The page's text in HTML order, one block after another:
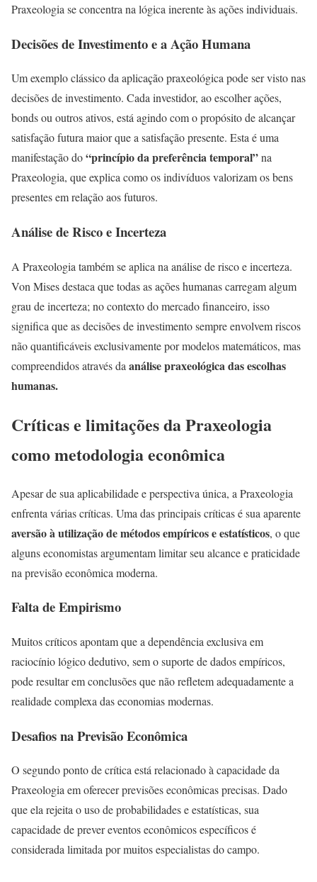
Praxeologia se concentra na lógica inerente às ações individuais.
Decisões de Investimento e a Ação Humana
Um exemplo clássico da aplicação praxeológica pode ser visto nas
decisões de investimento. Cada investidor, ao escolher ações,
bonds ou outros ativos, está agindo com o propósito de alcançar
satisfação futura maior que a satisfação presente. Esta é uma
manifestação do“princípio da preferência temporal”na
Praxeologia, que explica como os indivíduos valorizam os bens
presentes em relação aos futuros.
Análise de Risco e Incerteza
A Praxeologia também se aplica na análise de risco e incerteza.
Von Mises destaca que todas as ações humanas carregam algum
grau de incerteza; no contexto do mercado financeiro, isso
significa que as decisões de investimento sempre envolvem riscos
não quantificáveis exclusivamente por modelos matemáticos, mas
compreendidos através da análise praxeológica das escolhas
humanas.
Críticas e limitações da Praxeologia
como metodologia econômica
Apesar de sua aplicabilidade e perspectiva única, a Praxeologia
enfrenta várias críticas. Uma das principais críticas é sua aparente
aversão à utilização de métodos empíricos e estatísticos, o que
alguns economistas argumentam limitar seu alcance e praticidade
na previsão econômica moderna.
Falta de Empirismo
Muitos críticos apontam que a dependência exclusiva em
raciocínio lógico dedutivo, sem o suporte de dados empíricos,
pode resultar em conclusões que não refletem adequadamente a
realidade complexa das economias modernas.
Desafios na Previsão Econômica
O segundo ponto de crítica está relacionado à capacidade da
Praxeologia em oferecer previsões econômicas precisas. Dado
que ela rejeita o uso de probabilidades e estatísticas, sua
capacidade de prever eventos econômicos específicos é
considerada limitada por muitos especialistas do campo.